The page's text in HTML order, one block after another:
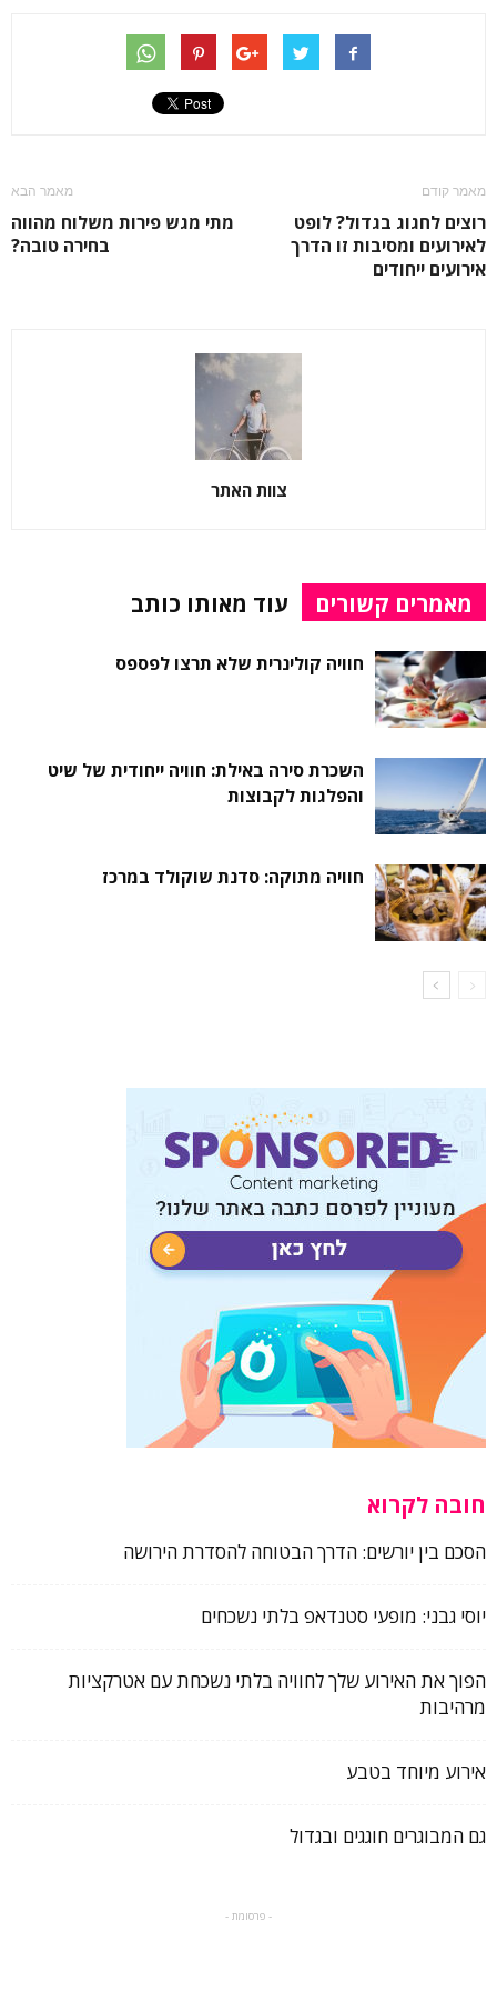
מאמר קודם
רוצים לחגוג בגדול? לופט
לאירועים ומסיבות זו הדרך
אירועים ייחודים
מאמר הבא
מתי מגש פירות משלוח מהווה
בחירה טובה?
צוות האתר
מאמרים קשורים עוד מאותו כותב
חוויה קולינרית שלא תרצו לפספס
השכרת סירה באילת: חוויה ייחודית של שיט
והפלגות לקבוצות
חוויה מתוקה: סדנת שוקולד במרכז
חובה לקרוא
הסכם בין יורשים: הדרך הבטוחה להסדרת הירושה
יוסי גבני: מופעי סטנדאפ בלתי נשכחים
הפוך את האירוע שלך לחוויה בלתי נשכחת עם אטרקציות
מרהיבות
אירוע מיוחד בטבע
גם המבוגרים חוגגים ובגדול
- פרסומת -